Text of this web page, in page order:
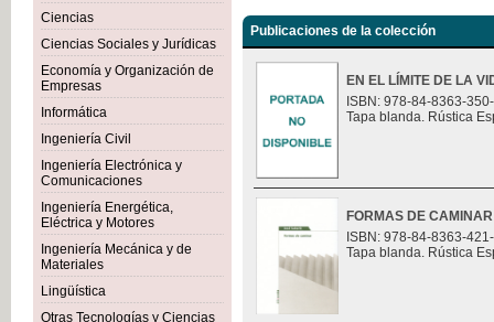
Ciencias
Ciencias Sociales y Jurídicas
Economía y Organización de
Empresas
Informática
Ingeniería Civil
Ingeniería Electrónica y
Comunicaciones
Ingeniería Energética,
Eléctrica y Motores
Ingeniería Mecánica y de
Materiales
Lingüística
Otras Tecnologías y Ciencias
Publicaciones de la colección
EN EL LÍMITE DE LA
ISBN: 978-84-8363-
Tapa blanda. Rústica
FORMAS DE CAMINAR
ISBN: 978-84-8363-
Tapa blanda. Rústica